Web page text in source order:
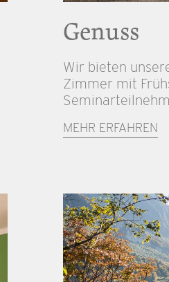
Genuss
Wir bieten
Zimmer mit
MEHR ERFAHREN